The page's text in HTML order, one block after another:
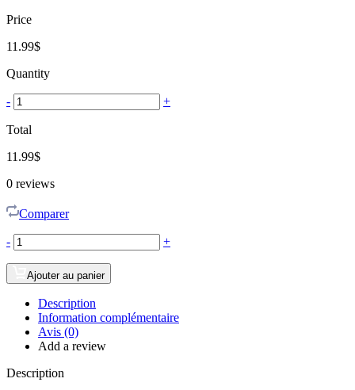
Price
11.99$
Quantity
- +
Total
11.99$
0 reviews
Comparer
- +
Ajouter au panier
Description
Information complémentaire
Avis (0)
Add a review
Description